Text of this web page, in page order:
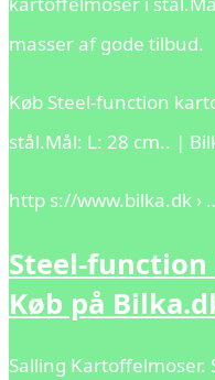
masser af gode tilbud.
Køb Steel-function
stål.Mål: L: 28 cm.. |
http s://www.bilka.dk ›
Steel-
Køb på
Salling